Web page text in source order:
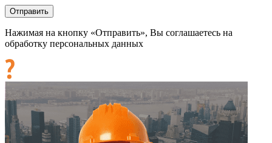
Нажимая на кнопку «Отправить», Вы соглашаетесь на
обработку персональных данных